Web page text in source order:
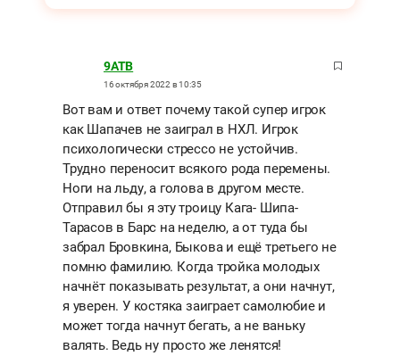
9ATB
16 октября 2022 в 10:35
Вот вам и ответ почему такой супер игрок
как Шапачев не заиграл в НХЛ. Игрок
психологически стрессо не устойчив.
Трудно переносит всякого рода перемены.
Ноги на льду, а голова в другом месте.
Отправил бы я эту троицу Кага- Шипа-
Тарасов в Барс на неделю, а от туда бы
забрал Бровкина, Быкова и ещё третьего не
помню фамилию. Когда тройка молодых
начнёт показывать результат, а они начнут,
я уверен. У костяка заиграет самолюбие и
может тогда начнут бегать, а не ваньку
валять. Ведь ну просто же ленятся!